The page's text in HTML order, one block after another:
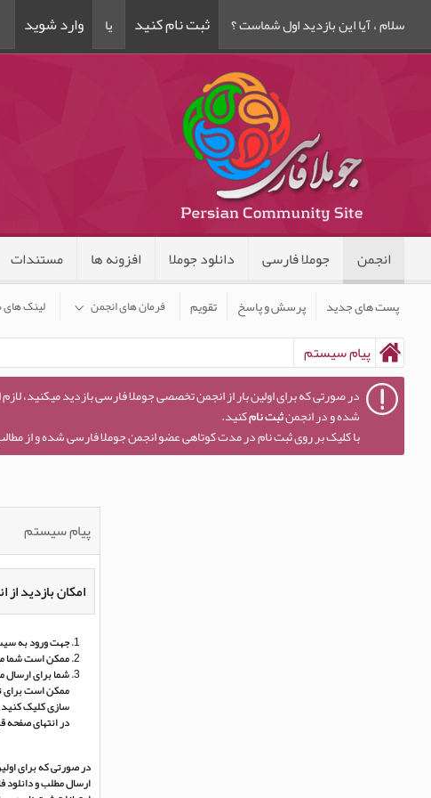
سلام ، آیا این بازدید اول شماست ؟ ثبت نام کنید یا وارد شوید
انجمن
پست های جدید پرسش و پاسخ تقویم فرمان های انجمن لینک
جوملا فارسی دانلود جوملا افزونه ها مستندات
پیام سیستم
در صورتی که برای اولین بار از انجمن تخصصی جوملا فارسی بازدید میکنید،
شده و در انجمنثبت نامکنید.
با کلیک بر روی ثبت نام در مدت کوتاهی عضو انجمن جوملا فارسی شده و از
پیام سیستم
امکان بازدید
جهت ورود به
ممکن است شما
شما برای ارسال
ممکن است برای
سازی کلیک
در انتهای صفحه
در صورتی که برای
ارسال مطلب و